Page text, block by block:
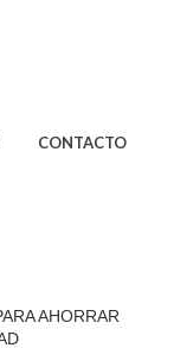
CONTACTO
AHORRAR